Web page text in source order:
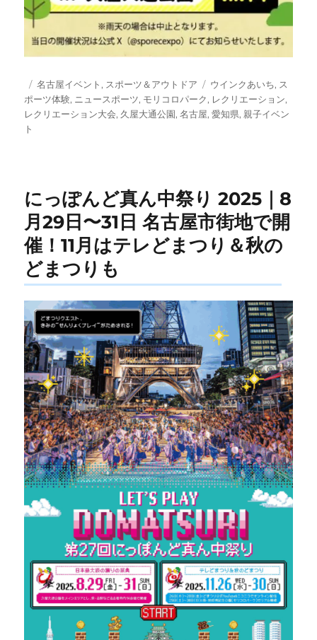
投
稿
日:
カ
テ
ゴ
名古屋イベント , スポーツ＆アウトドア
タ
グ
ウインクあいち, ス
ポーツ体験, ニュースポーツ, モリコロパーク, レクリエーション,
レクリエーション大会, 久屋大通公園,名古屋,愛知県, 親子イベン
ト
にっぽんど真ん中祭り 2025｜8
月29日〜31日 名古屋市街地で開
催！11月はテレどまつり＆秋の
どまつりも